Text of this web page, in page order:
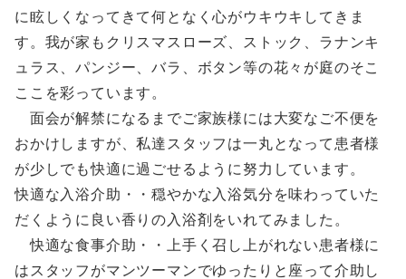
に眩しくなってきて何となく心がウキウキしてきま
す。我が家もクリスマスローズ、ストック、ラナンキ
ュラス、パンジー、バラ、ボタン等の花々が庭のそこ
ここを彩っています。
面会が解禁になるまでご家族様には大変なご不便を
おかけしますが、私達スタッフは一丸となって患者様
が少しでも快適に過ごせるように努力しています。
快適な入浴介助・・穏やかな入浴気分を味わっていた
だくように良い香りの入浴剤をいれてみました。
快適な食事介助・・上手く召し上がれない患者様に
はスタッフがマンツーマンでゆったりと座って介助し